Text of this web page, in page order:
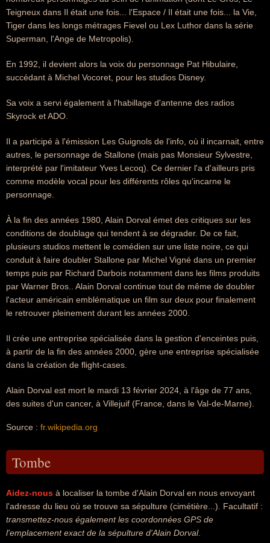
Teigneux dans Il était une fois... l'Espace / Il était une fois... la Vie,
Tiger dans les longs métrages Fievel ou Lex Luthor dans la série
Superman, l'Ange de Metropolis).
En 1992, il devient alors la voix du personnage Pat Hibulaire,
succédant à Michel Vocoret, pour les studios Disney.
Sa voix a servi également à l'habillage d'antenne des radios
Skyrock et ADO.
Il a participé à l'émission Les Guignols de l'info, où il incarnait, entre
autres, le personnage de Stallone (mais pas Monsieur Sylvestre,
interprété par l'imitateur Yves Lecoq). Ce dernier l'a d'ailleurs pris
comme modèle vocal pour les différents rôles qu'incarne le
personnage.
À la fin des années 1980, Alain Dorval émet des critiques sur les
conditions de doublage qui tendent à se dégrader. De ce fait,
plusieurs studios mettent le comédien sur une liste noire, ce qui
conduit à faire doubler Stallone par Michel Vigné dans un premier
temps puis par Richard Darbois notamment dans les films produits
par Warner Bros.. Alain Dorval continue tout de même de doubler
l'acteur américain emblématique un film sur deux pour finalement
le retrouver pleinement durant les années 2000.
Il crée une entreprise spécialisée dans la gestion d'enceintes puis,
à partir de la fin des années 2000, gère une entreprise spécialisée
dans la création de flight-cases.
Alain Dorval est mort le mardi 13 février 2024, à l'âge de 77 ans,
des suites d'un cancer, à Villejuif (France, dans le Val-de-Marne).
Source : fr.wikipedia.org
Tombe
Aidez-nous à localiser la tombe d'Alain Dorval en nous envoyant
l'adresse du lieu où se trouve sa sépulture (cimétière...). Facultatif :
transmettez-nous également les coordonnées GPS de
l'emplacement exact de la sépulture d'Alain Dorval.